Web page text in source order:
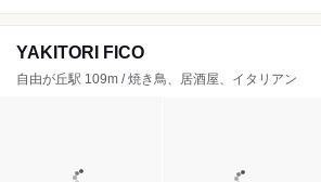
YAKITORI FICO
自由が丘駅 109m / 焼き鳥、居酒屋、イタリアン